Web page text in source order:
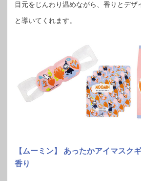
目元をじんわり温めながら、香りとデザ
と導いてくれます。
【ムーミン】 あったかアイマスク
香り